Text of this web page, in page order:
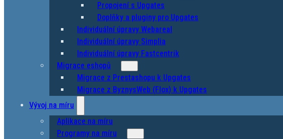
Propojení s Upgates
Doplňky a pluginy pro Upgates
Individuální úpravy Webareal
Individuální úpravy Simplia
Individuální úpravy Fastcentrik
Migrace eshopů
Migrace z Prestashopu k Upgates
Migrace z ByznysWeb (Flox) k Upgates
Vývoj na míru
Aplikace na míru
Programy na míru